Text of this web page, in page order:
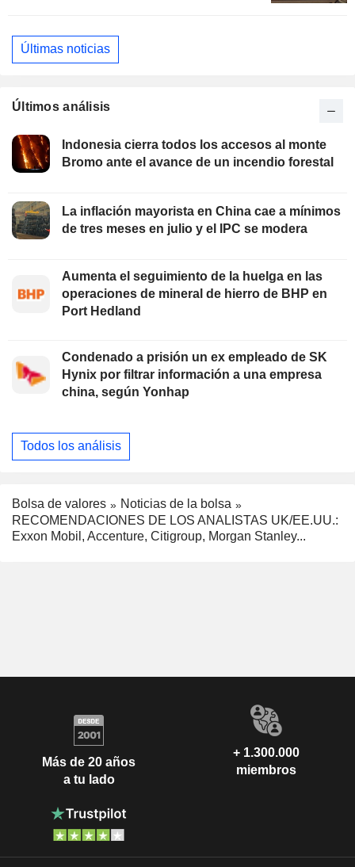
Últimas noticias
Últimos análisis
Indonesia cierra todos los accesos al monte
Bromo ante el avance de un incendio forestal
La inflación mayorista en China cae a mínimos
de tres meses en julio y el IPC se modera
Aumenta el seguimiento de la huelga en las
operaciones de mineral de hierro de BHP en
Port Hedland
Condenado a prisión un ex empleado de SK
Hynix por filtrar información a una empresa
china, según Yonhap
Todos los análisis
Bolsa de valores
Noticias de la bolsa
RECOMENDACIONES DE LOS ANALISTAS UK/EE.UU.:
Exxon Mobil, Accenture, Citigroup, Morgan Stanley...
Más de 20 años
a tu lado
+ 1.300.000
miembros